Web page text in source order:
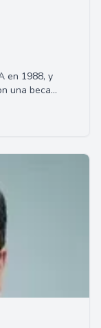
en 1988, y
una beca